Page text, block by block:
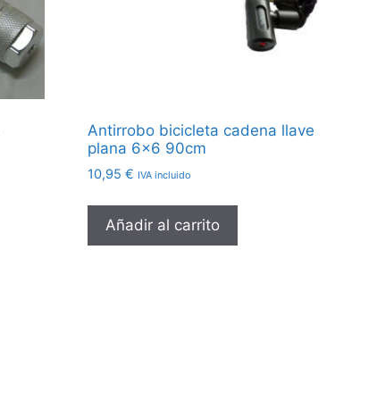
Antirrobo bicicleta cadena llave
plana 6×6 90cm
10,95€ IVA incluido
Añadir al carrito